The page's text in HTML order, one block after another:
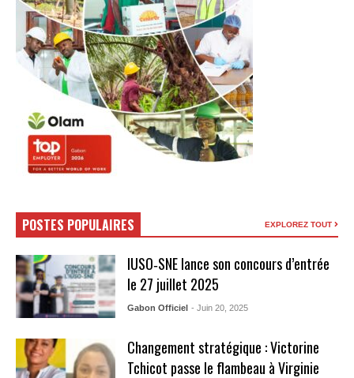
POSTES POPULAIRES EXPLOREZ TOUT
IUSO‑SNE lance son concours d’entrée
le 27 juillet 2025
Gabon Officiel - Juin 20, 2025
Changement stratégique : Victorine
Tchicot passe le flambeau à Virginie